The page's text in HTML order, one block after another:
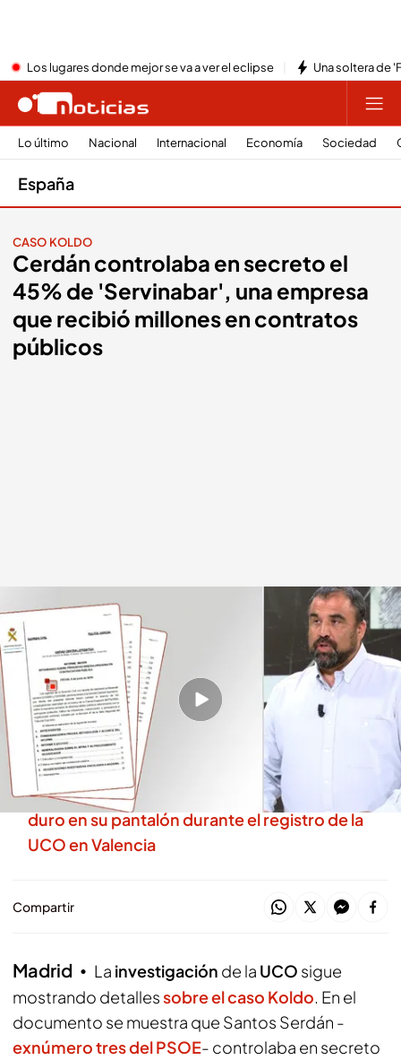
Los lugares donde mejor se va a ver el eclipse Una soltera de
Lo último Nacional Internacional Economía Sociedad
España
CASO KOLDO
Cerdán controlaba en secreto el
45% de 'Servinabar', una empresa
que recibió millones en contratos
públicos
Cerdán controlaba en secreto el 45% de 'Servinabar' Noticias Cuatro
Redacción digital Noticias Cuatro Daniel Montero
18 JUN 2025 - 17:16h.
Esta compañía se crea aparentemente para
escanear documentos y no tenía nada que ver
con la construcción
Anaís, la amiga de Ábalos que ocultó un disco
duro en su pantalón durante el registro de la
UCO en Valencia
Compartir
Madrid La investigación de la UCO sigue
mostrando detallessobre el caso Koldo. En el
documento se muestra que Santos Serdán -
exnúmero tres del PSOE- controlaba en secreto